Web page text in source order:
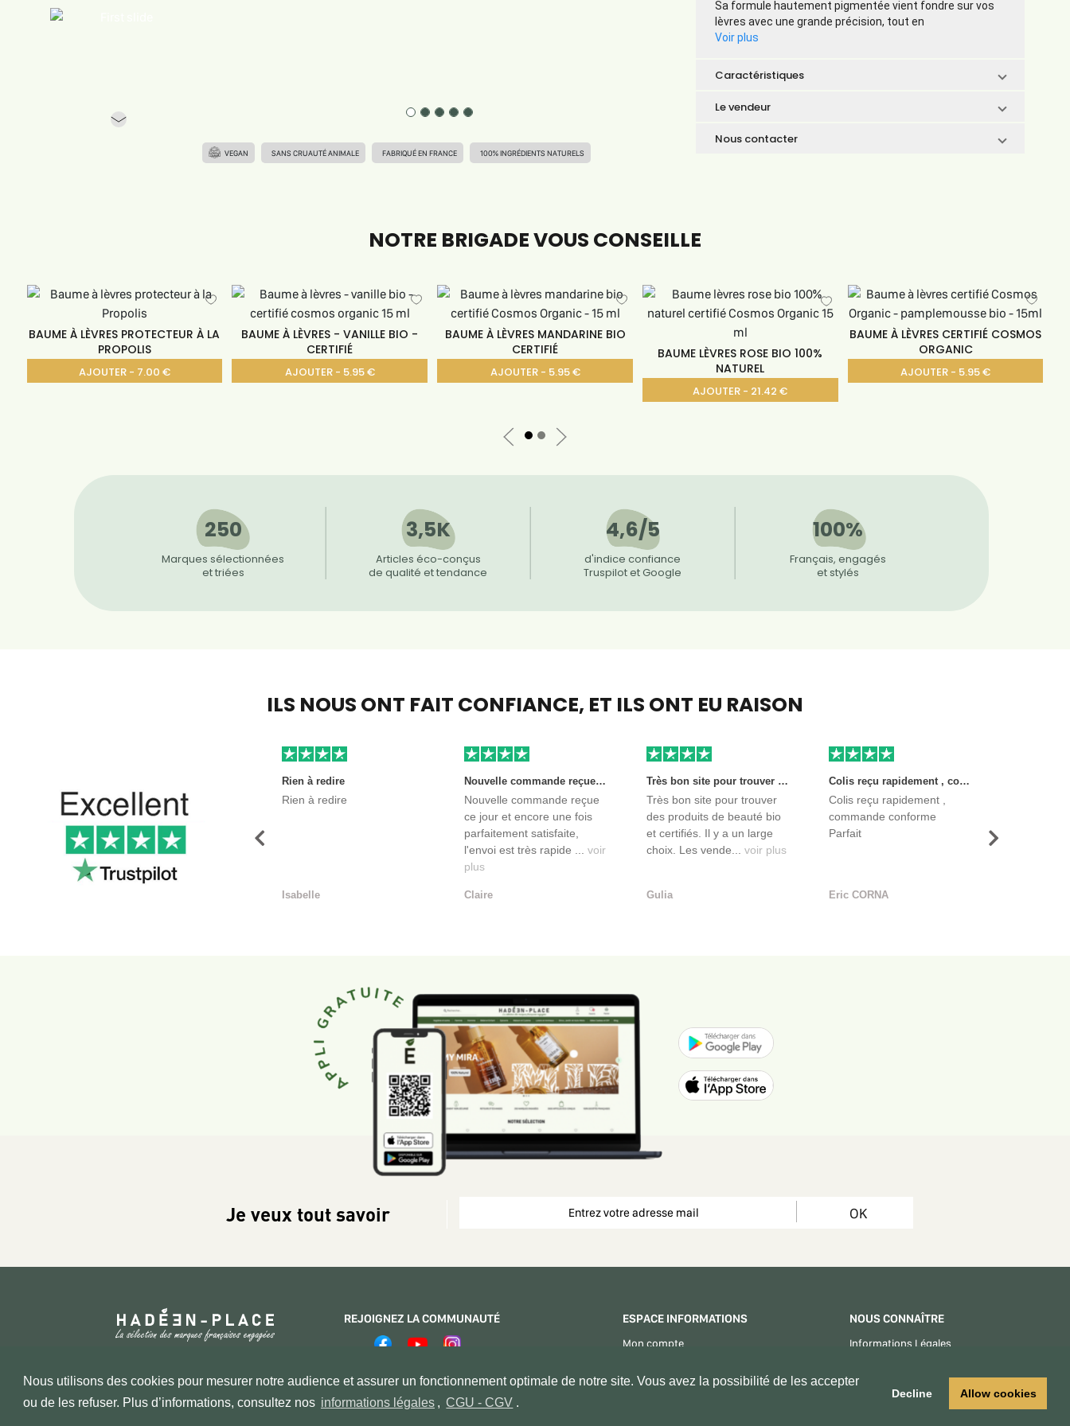
Nous utilisons des cookies pour mesurer notre audience et assurer un fonctionnement optimale de notre site. Vous avez la possibilité de les accepter
ou de les refuser. Plus d’informations, consultez nos informations légales , CGU - CGV .
Decline Allow cookies
Previous
VEGAN SANS CRUAUTÉ ANIMALE FABRIQUÉ EN FRANCE 100% INGRÉDIENTS NATURELS
Sa formule hautement pigmentée vient fondre sur vos
lèvres avec une grande précision, tout en
Voir plus
Caractéristiques
Le vendeur
Nous contacter
NOTRE BRIGADE VOUS CONSEILLE
BAUME À LÈVRES PROTECTEUR À LA
PROPOLIS
AJOUTER - 7.00 €
BAUME À LÈVRES - VANILLE BIO -
CERTIFIÉ
AJOUTER - 5.95 €
BAUME À LÈVRES MANDARINE BIO
CERTIFIÉ
AJOUTER - 5.95 €
BAUME LÈVRES ROSE BIO 100%
NATUREL
AJOUTER - 21.42 €
BAUME À LÈVRES CERTIFIÉ COSMOS
ORGANIC
AJOUTER - 5.95 €
250
Marques sélectionnées
et triées
3,5K
Articles éco-conçus
de qualité et tendance
4,6/5
d'indice confiance
Truspilot et Google
100%
Français, engagés
et stylés
ILS NOUS ONT FAIT CONFIANCE, ET ILS ONT EU RAISON
Rien à redire
Rien à redire
Isabelle
Nouvelle commande reçue ce jour et encore une fois parfaitement satisfaite, l'envoi est très rapide et les produits sont toujours conditionnés de manière personnalisés. L'avantage de commander auprès de créateurs indépendants.
Nouvelle commande reçue
ce jour et encore une fois
parfaitement satisfaite,
l'envoi est très rapide ... voir
plus
Claire
Très bon site pour trouver des produits de beauté bio et certifiés. Il y a un large choix. Les vendeurs sont des entreprises françaises qui propose aussi des produits de qualité et moins chers que ce qu’on peut trouver dans des magasins.
Très bon site pour trouver
des produits de beauté bio
et certifiés. Il y a un large
choix. Les vende... voir plus
Gulia
Colis reçu rapidement , commande conforme Parfait
Colis reçu rapidement ,
commande conforme
Parfait
Eric CORNA
Précédent Suivant
Je veux tout savoir OK
Based on Kate&You MarketPlace’ solution
REJOIGNEZ LA COMMUNAUTÉ
PAIEMENT SÉCURISÉ
ESPACE INFORMATIONS
Mon compte
Contactez - nous
NOUS CONNAÎTRE
Informations Légales
Centre d'aide